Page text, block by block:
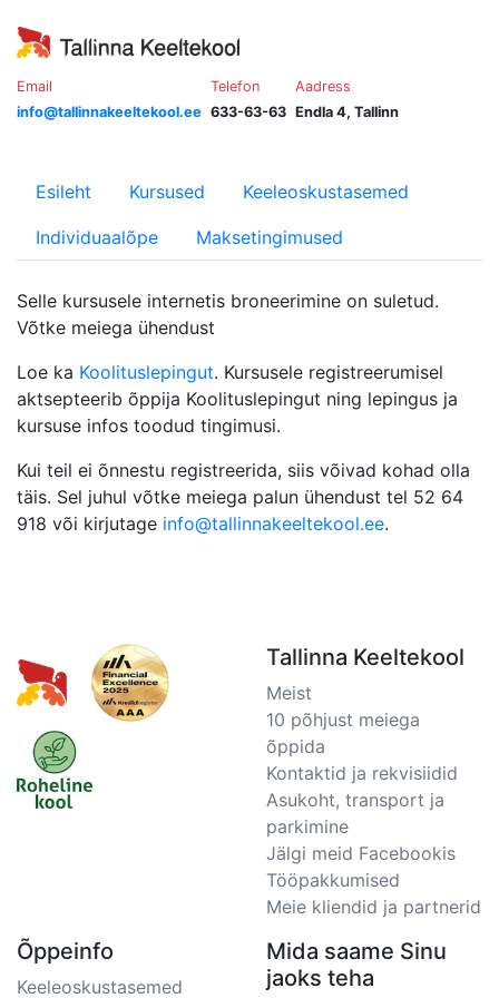
Email
info@tallinnakeeltekool.ee
Telefon
633-63-63
Aadress
Endla 4, Tallinn
Esileht Kursused Keeleoskustasemed
Individuaalõpe Maksetingimused
Selle kursusele internetis broneerimine on suletud.
Võtke meiega ühendust
Loe ka Koolituslepingut. Kursusele registreerumisel
aktsepteerib õppija Koolituslepingut ning lepingus ja
kursuse infos toodud tingimusi.
Kui teil ei õnnestu registreerida, siis võivad kohad olla
täis. Sel juhul võtke meiega palun ühendust tel 52 64
918 või kirjutage info@tallinnakeeltekool.ee.
Tallinna Keeltekool
Meist
10 põhjust meiega
õppida
Kontaktid ja rekvisiidid
Asukoht, transport ja
parkimine
Jälgi meid Facebookis
Tööpakkumised
Meie kliendid ja partnerid
Õppeinfo
Keeleoskustasemed
Mida saame Sinu
jaoks teha